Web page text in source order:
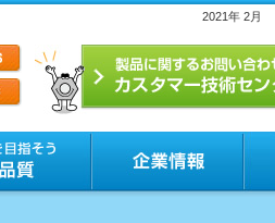
2021年 2月